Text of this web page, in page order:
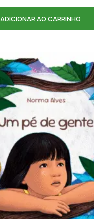
ADICIONAR AO CARRINHO